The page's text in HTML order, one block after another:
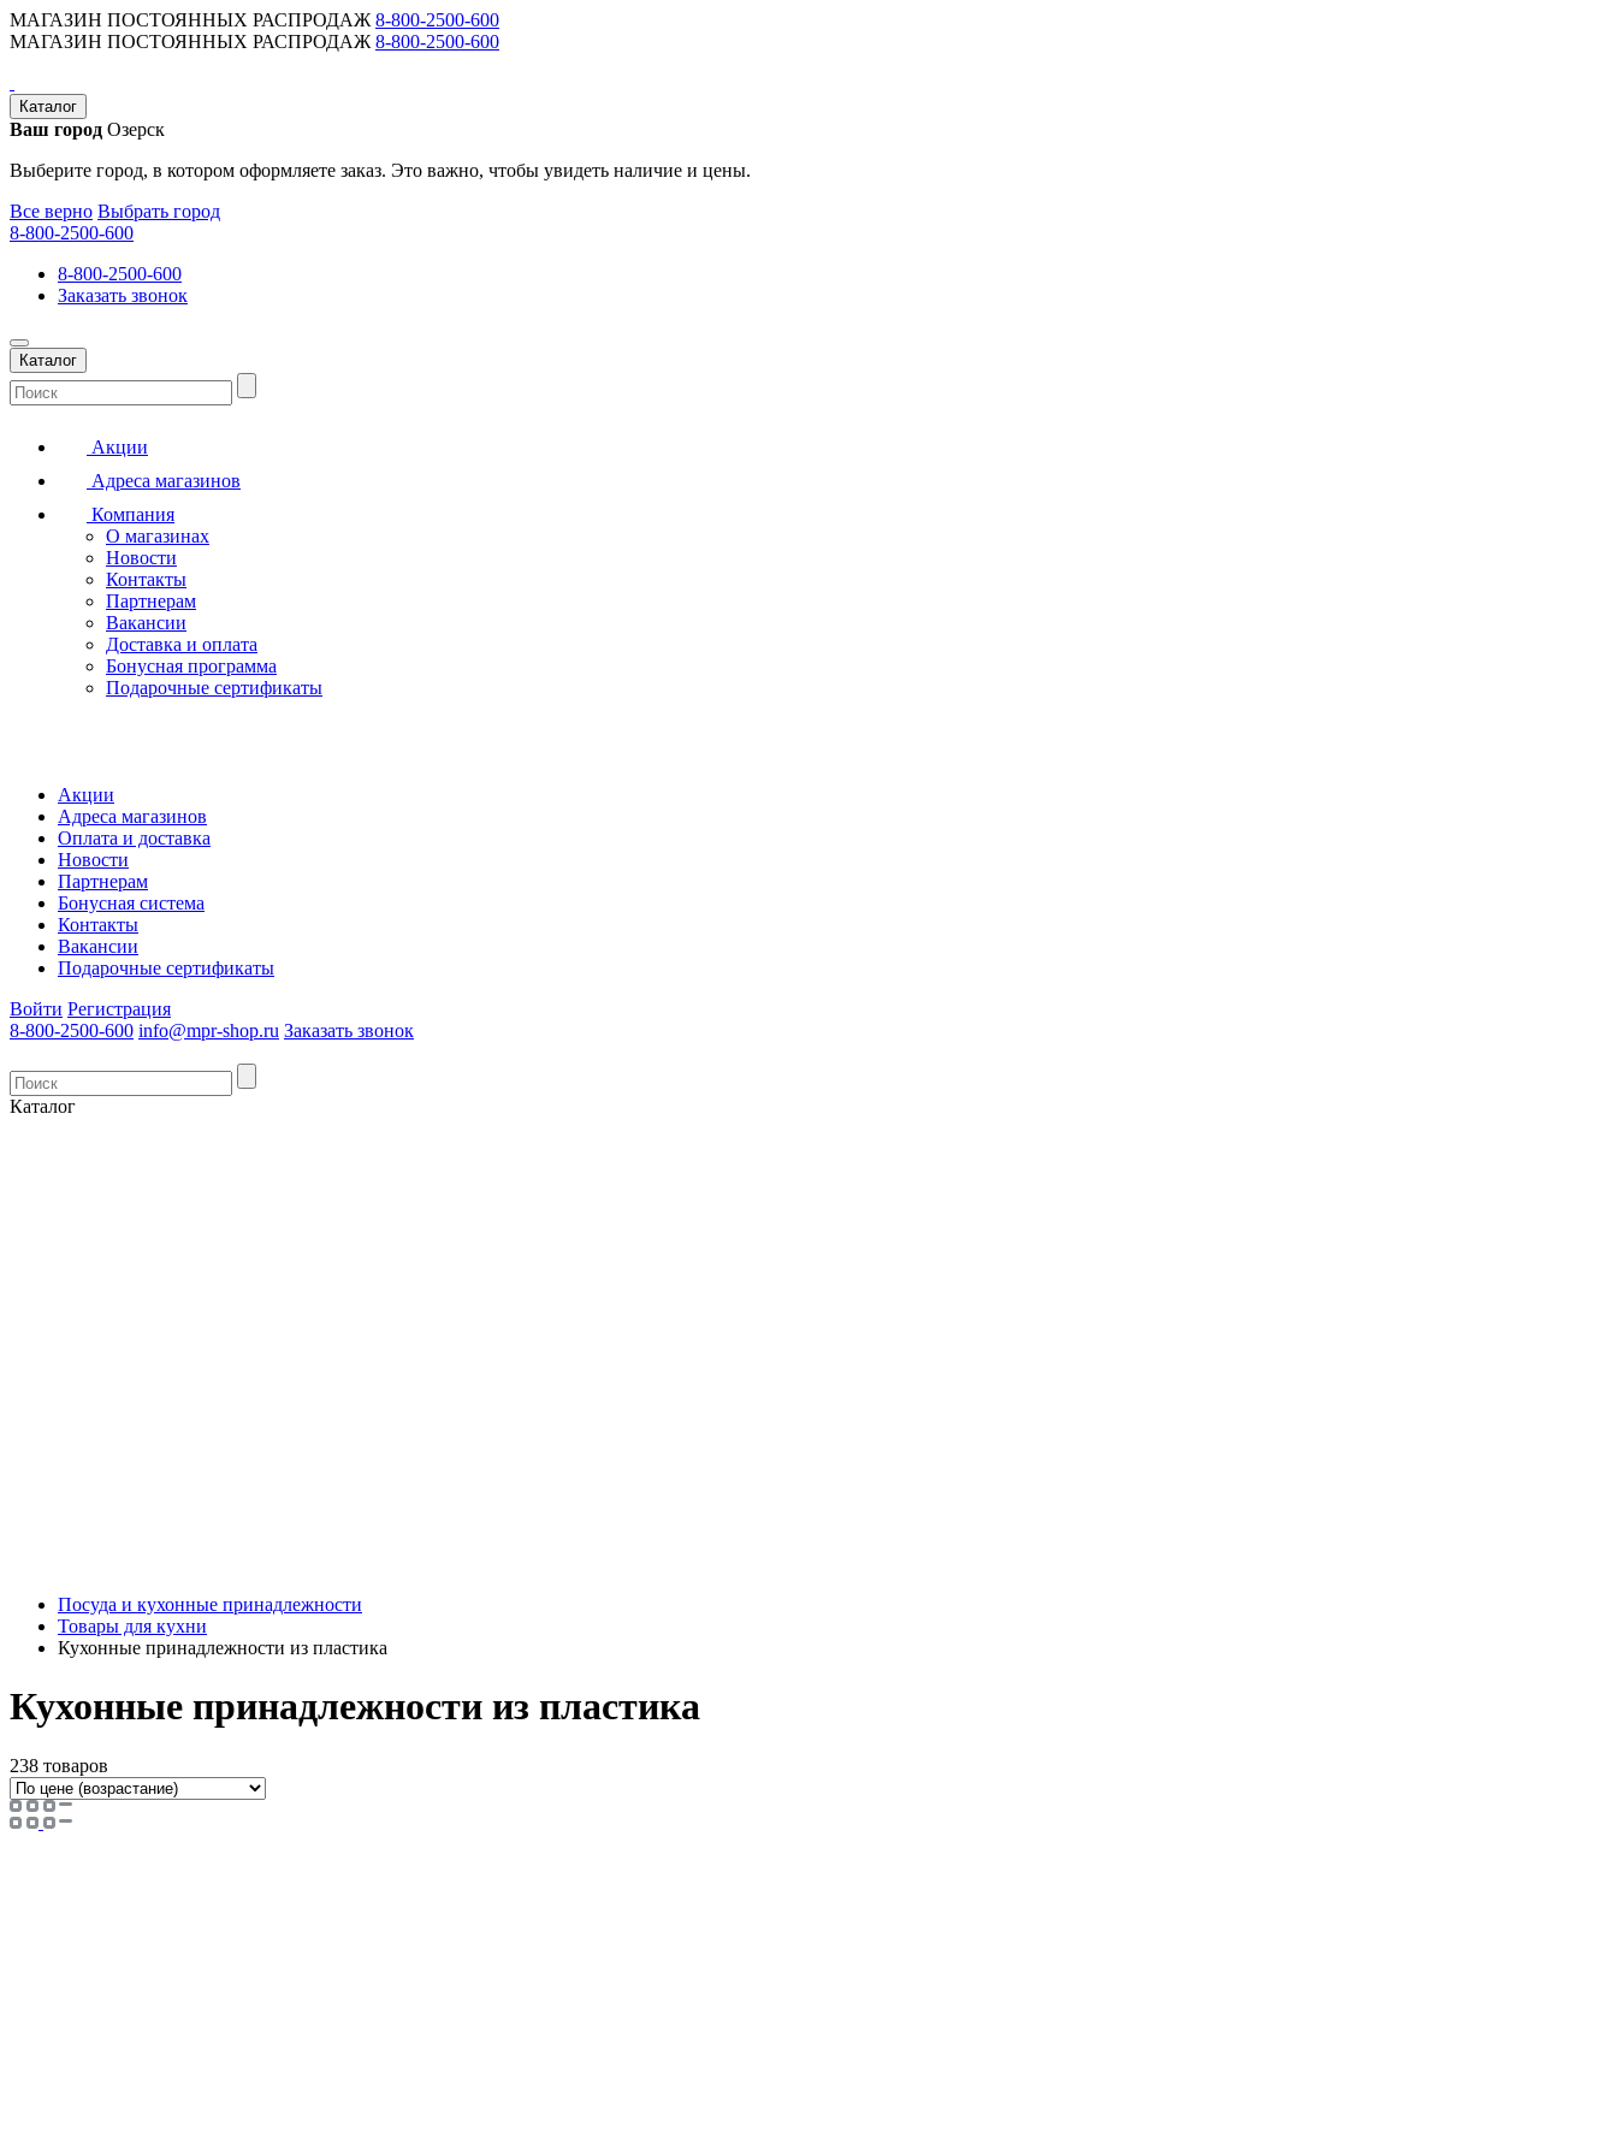
МАГАЗИН ПОСТОЯННЫХ РАСПРОДАЖ 8-800-2500-600
МАГАЗИН ПОСТОЯННЫХ РАСПРОДАЖ 8-800-2500-600
Каталог
Ваш город Озерск
Выберите город, в котором оформляете заказ. Это важно, чтобы увидеть наличие и цены.
Все верно Выбрать город
8-800-2500-600
8-800-2500-600
Заказать звонок
Каталог
Акции
Адреса магазинов
Компания
О магазинах
Новости
Контакты
Партнерам
Вакансии
Доставка и оплата
Бонусная программа
Подарочные сертификаты
Акции
Адреса магазинов
Оплата и доставка
Новости
Партнерам
Бонусная система
Контакты
Вакансии
Подарочные сертификаты
Войти Регистрация
8-800-2500-600 info@mpr-shop.ru Заказать звонок
Каталог
Посуда и кухонные принадлежности
Товары для кухни
Кухонные принадлежности из пластика
Кухонные принадлежности из пластика
238 товаров